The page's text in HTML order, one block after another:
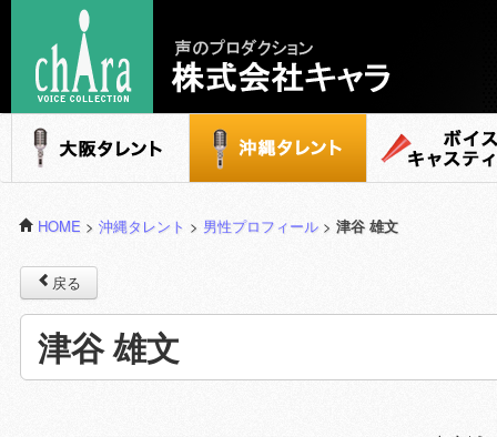
声のプロダクション - 株式会社キャラ
大阪タレント 沖縄タレント ボイスキャステ
HOME > 沖縄タレント > 男性プロフィール > 津谷 雄文
戻る
津谷 雄文